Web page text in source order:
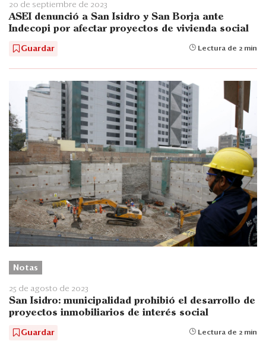
20 de septiembre de 2023
ASEI denunció a San Isidro y San Borja ante
Indecopi por afectar proyectos de vivienda social
Guardar Lectura de 2 min
Notas
25 de agosto de 2023
San Isidro: municipalidad prohibió el desarrollo de
proyectos inmobiliarios de interés social
Guardar Lectura de 2 min